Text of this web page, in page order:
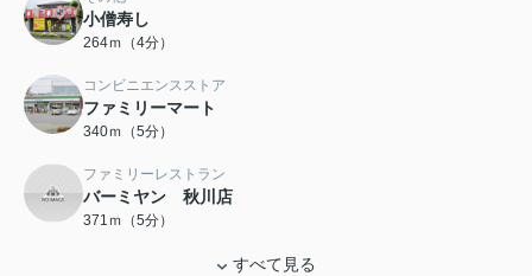
小僧寿し
264ｍ（4分）
コンビニエンスストア
ファミリーマート
340ｍ（5分）
ファミリーレストラン
バーミヤン 秋川店
371ｍ（5分）
すべて見る